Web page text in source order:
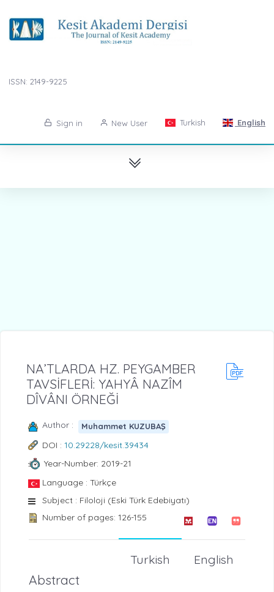
ISSN: 2149-9225
Sign in New User Turkish English
NA’TLARDA HZ. PEYGAMBER
TAVSİFLERİ: YAHYÂ NAZÎM
DÎVÂNI ÖRNEĞİ
Author : Muhammet KUZUBAŞ
DOI : 10.29228/kesit.39434
Year-Number: 2019-21
Language : Türkçe
Subject : Filoloji (Eski Türk Edebiyatı)
Number of pages: 126-155
English
Turkish
Abstract